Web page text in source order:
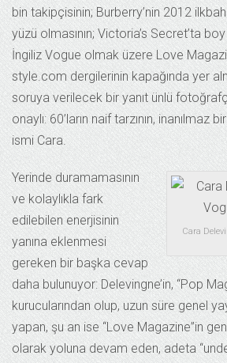
bin takipçisinin; Burberry’nin 2012
yüzü olmasının; Victoria’s Secret’ta
İngiliz Vogue olmak üzere Love
style.com dergilerinin kapağında yer
soruya verilecek bir yanıt ünlü
onaylı: 60’ların naif tarzının, inanılmaz
ismi Cara.
Cara
Yerinde duramamasının
ve kolaylıkla fark
edilebilen enerjisinin
yanına eklenmesi
gereken bir başka cevap
daha bulunuyor: Delevingne’in, “Pop
kurucularından olup, uzun süre genel
yapan, şu an ise “Love Magazine”in
olarak yoluna devam eden, adeta